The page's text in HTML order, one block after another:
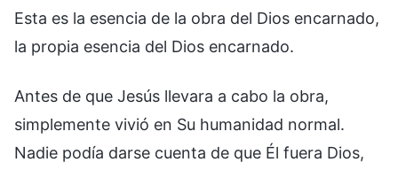
Esta es la esencia de la obra del Dios encarnado,
la propia esencia del Dios encarnado.
Antes de que Jesús llevara a cabo la obra,
simplemente vivió en Su humanidad normal.
Nadie podía darse cuenta de que Él fuera Dios,